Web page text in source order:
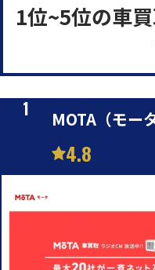
1位~5位の車
MOTA（モータ
4.8